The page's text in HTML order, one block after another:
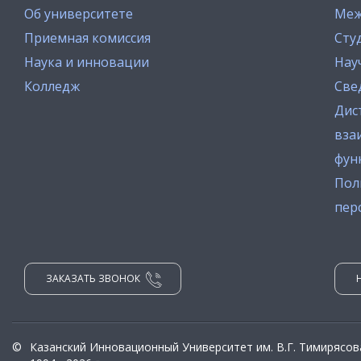
Об университете
Приемная комиссия
Наука и инновации
Колледж
ЗАКАЗАТЬ ЗВОНОК
©
Казанский Инновационный Университет им. В.Г.